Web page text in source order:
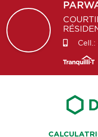
Cell.: